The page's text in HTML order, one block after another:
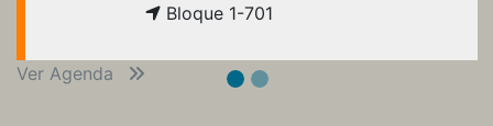
Bloque 1-701
Ver Agenda